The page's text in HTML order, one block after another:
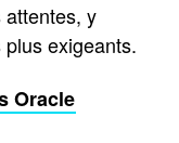
y
exigeants.
Oracle